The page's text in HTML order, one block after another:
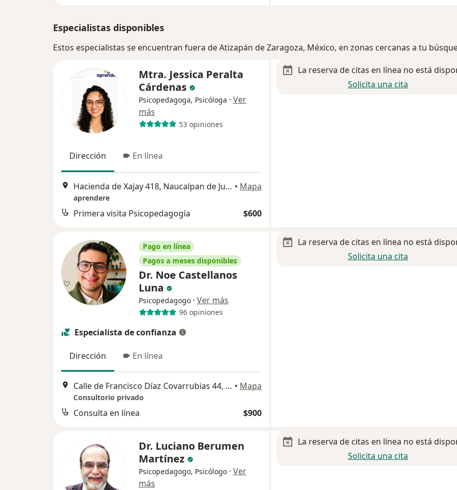
Especialistas disponibles
Estos especialistas se encuentran fuera de Atizapán de Zaragoza, México, en zonas cercanas a tu
Mtra. Jessica Peralta
Cárdenas
Psicopedagoga, Psicóloga · Ver
más
53 opiniones
Dirección En línea
Hacienda de Xajay 418, Naucalpan de Juárez • Mapa
aprendere
Primera visita Psicopedagogía $600
La reserva de citas en línea no está
Solicita una cita
Pago en línea
Pagos a meses disponibles
Dr. Noe Castellanos
Luna
Psicopedagogo · Ver más
96 opiniones
Especialista de confianza
Dirección En línea
Calle de Francisco Díaz Covarrubias 44, Ciudad de México • Mapa
Consultorio privado
Consulta en línea $900
La reserva de citas en línea no está
Solicita una cita
Dr. Luciano Berumen
Martínez
Psicopedagogo, Psicólogo · Ver
más
La reserva de citas en línea no está
Solicita una cita